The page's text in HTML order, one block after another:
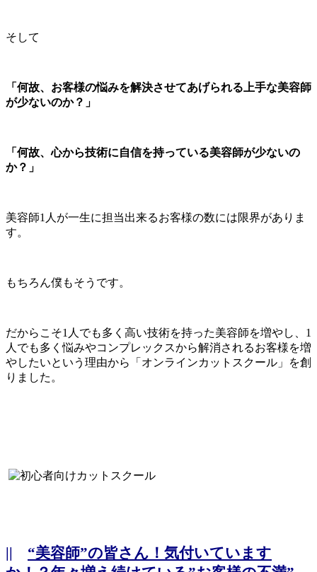
そして
「何故、お客様の悩みを解決させてあげられる上手な美容師
が少ないのか？」
「何故、心から技術に自信を持っている美容師が少ないの
か？」
美容師1人が一生に担当出来るお客様の数には限界がありま
す。
もちろん僕もそうです。
だからこそ1人でも多く高い技術を持った美容師を増やし、1
人でも多く悩みやコンプレックスから解消されるお客様を増
やしたいという理由から「オンラインカットスクール」を創
りました。
|| “美容師”の皆さん！気付いています